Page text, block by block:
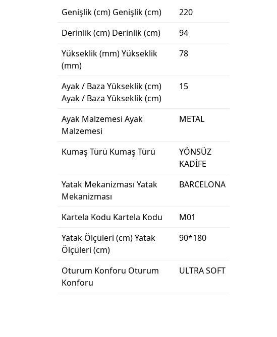
Genişlik (cm) Genişlik (cm)
220
Derinlik (cm) Derinlik (cm)
94
Yükseklik (mm)Yükseklik
(mm)
78
Ayak / Baza Yükseklik (cm)
Ayak / Baza Yükseklik (cm)
15
Ayak Malzemesi Ayak
Malzemesi
METAL
Kumaş Türü Kumaş Türü
YÖNSÜZ
KADİFE
Yatak Mekanizması Yatak
Mekanizması
BARCELONA
Kartela Kodu Kartela Kodu
M01
Yatak Ölçüleri (cm)Yatak
Ölçüleri (cm)
90*180
Oturum Konforu Oturum
Konforu
ULTRA SOFT